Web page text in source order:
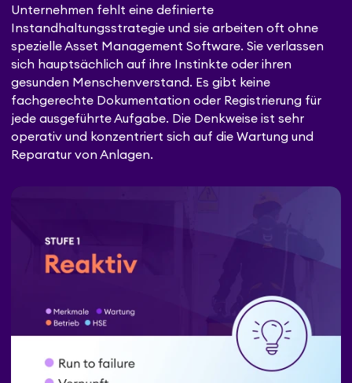
Unternehmen fehlt eine definierte
Instandhaltungsstrategie und sie arbeiten oft ohne
spezielle Asset Management Software. Sie verlassen
sich hauptsächlich auf ihre Instinkte oder ihren
gesunden Menschenverstand. Es gibt keine
fachgerechte Dokumentation oder Registrierung für
jede ausgeführte Aufgabe. Die Denkweise ist sehr
operativ und konzentriert sich auf die Wartung und
Reparatur von Anlagen.